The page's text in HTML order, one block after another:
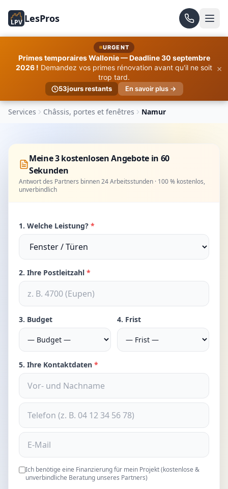
LPV LesPros
URGENT
Primes temporaires Wallonie — Deadline 30 septembre
2026 ! Demandez vos primes rénovation avant qu'il ne soit
trop tard.
53jours restants En savoir plus →
×
Services Châssis, portes et fenêtres Namur
Meine 3 kostenlosen Angebote in 60
Sekunden
Antwort des Partners binnen 24 Arbeitsstunden · 100 % kostenlos,
unverbindlich
1. Welche Leistung? *
2. Ihre Postleitzahl *
3. Budget 4. Frist
5. Ihre Kontaktdaten *
Ich benötige eine Finanzierung für mein Projekt (kostenlose &
unverbindliche Beratung unseres Partners)